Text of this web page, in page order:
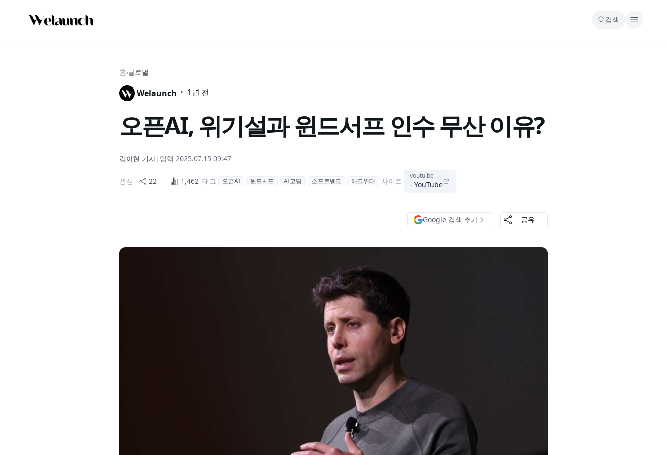
검색
홈›글로벌
Welaunch · 1년 전
오픈AI, 위기설과 윈드서프 인수 무산 이유?
김아현 기자| 입력 2025.07.15 09:47
관심 22 1,462 태그 오픈AI 윈드서프 AI코딩 소프트뱅크 해크위대 사이트
youtu.be
- YouTube
Google 검색 추가 공유